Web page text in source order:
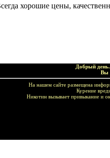
хорошие цены,
Добрый
Вы
На нашем сайте размещена
Курение
Никотин вызывает привыкание и